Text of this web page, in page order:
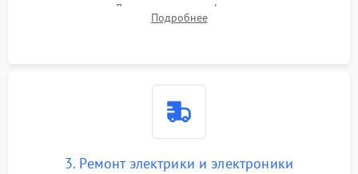
течеискателем. Демонтаж старого фильтра-осушителя и
продувка капиллярной трубки для устранения засоров.
Подробнее
3. Ремонт электрики и электроники